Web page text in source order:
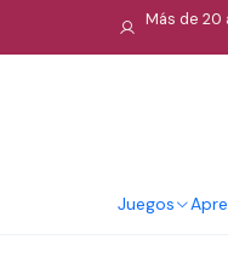
Juegos
Más de